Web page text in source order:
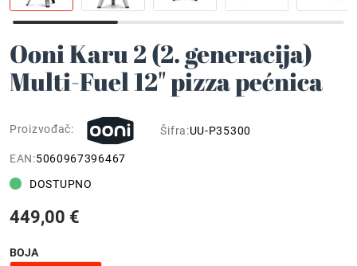
Ooni Karu 2 (2. generacija)
Multi-Fuel 12" pizza pećnica
Proizvođač: Šifra:UU-P35300
EAN:5060967396467
DOSTUPNO
449,00 €
BOJA